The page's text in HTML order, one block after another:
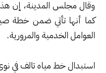
المدينة، إن هذه
تأتي ضمن خطة صيانة
والمرورية.
خط مياه تالف في نوى